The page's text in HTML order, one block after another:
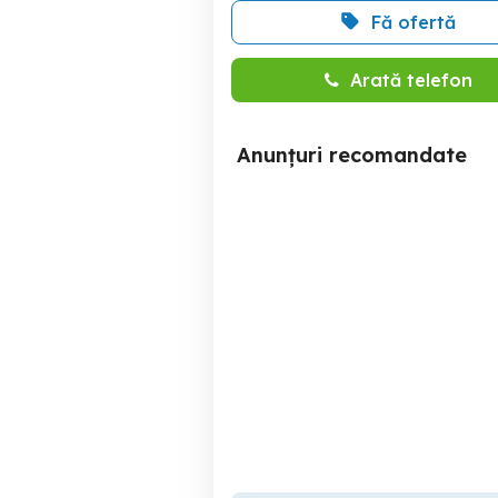
Fă ofertă
Arată telefon
Anunțuri recomandate